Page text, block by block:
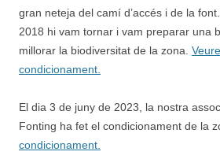
gran neteja del camí d’accés i de la
2018 hi vam tornar i vam preparar una
millorar la biodiversitat de la zona.
condicionament.
El dia 3 de juny de 2023, la nostra
Fonting ha fet el condicionament de la
condicionament.